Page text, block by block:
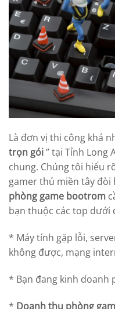
Là đơn vị thi công khá
trọn gói” tại Tỉnh Long
chung. Chúng tôi hiểu
gamer thủ miền tây đòi
phòng game bootrom
bạn thuộc các top dưới
* Máy tính gặp lỗi,
không được, mạng
* Bạn đang kinh doanh
* Doanh thu phòng